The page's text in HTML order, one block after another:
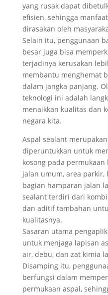
yang rusak dapat
efisien, sehingga
dirasakan oleh
Selain itu, penggunaan
besar juga bisa
terjadinya kerusakan
membantu menghemat
dalam jangka panjang.
teknologi ini adalah
menaikkan kualitas dan
negara kita.
Aspal sealant
diperuntukkan untuk
kosong pada
jalan umum, area parkir,
bagian hamparan jalan
sealant terdiri dari
dan aditif tambahan
kualitasnya.
Sasaran utama
untuk menjaga lapisan
air, debu, dan zat kimia
Disamping itu,
berfungsi dalam
permukaan aspal,